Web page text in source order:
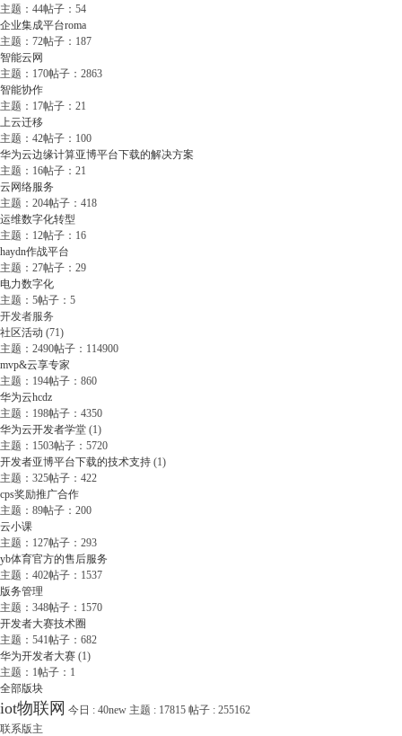
主题：44帖子：54
企业集成平台roma
主题：72帖子：187
智能云网
主题：170帖子：2863
智能协作
主题：17帖子：21
上云迁移
主题：42帖子：100
华为云边缘计算亚博平台下载的解决方案
主题：16帖子：21
云网络服务
主题：204帖子：418
运维数字化转型
主题：12帖子：16
haydn作战平台
主题：27帖子：29
电力数字化
主题：5帖子：5
开发者服务
社区活动 (71)
主题：2490帖子：114900
mvp&云享专家
主题：194帖子：860
华为云hcdz
主题：198帖子：4350
华为云开发者学堂 (1)
主题：1503帖子：5720
开发者亚博平台下载的技术支持 (1)
主题：325帖子：422
cps奖励推广合作
主题：89帖子：200
云小课
主题：127帖子：293
yb体育官方的售后服务
主题：402帖子：1537
版务管理
主题：348帖子：1570
开发者大赛技术圈
主题：541帖子：682
华为开发者大赛 (1)
主题：1帖子：1
全部版块
iot物联网 今日 : 40new 主题 : 17815 帖子 : 255162
联系版主